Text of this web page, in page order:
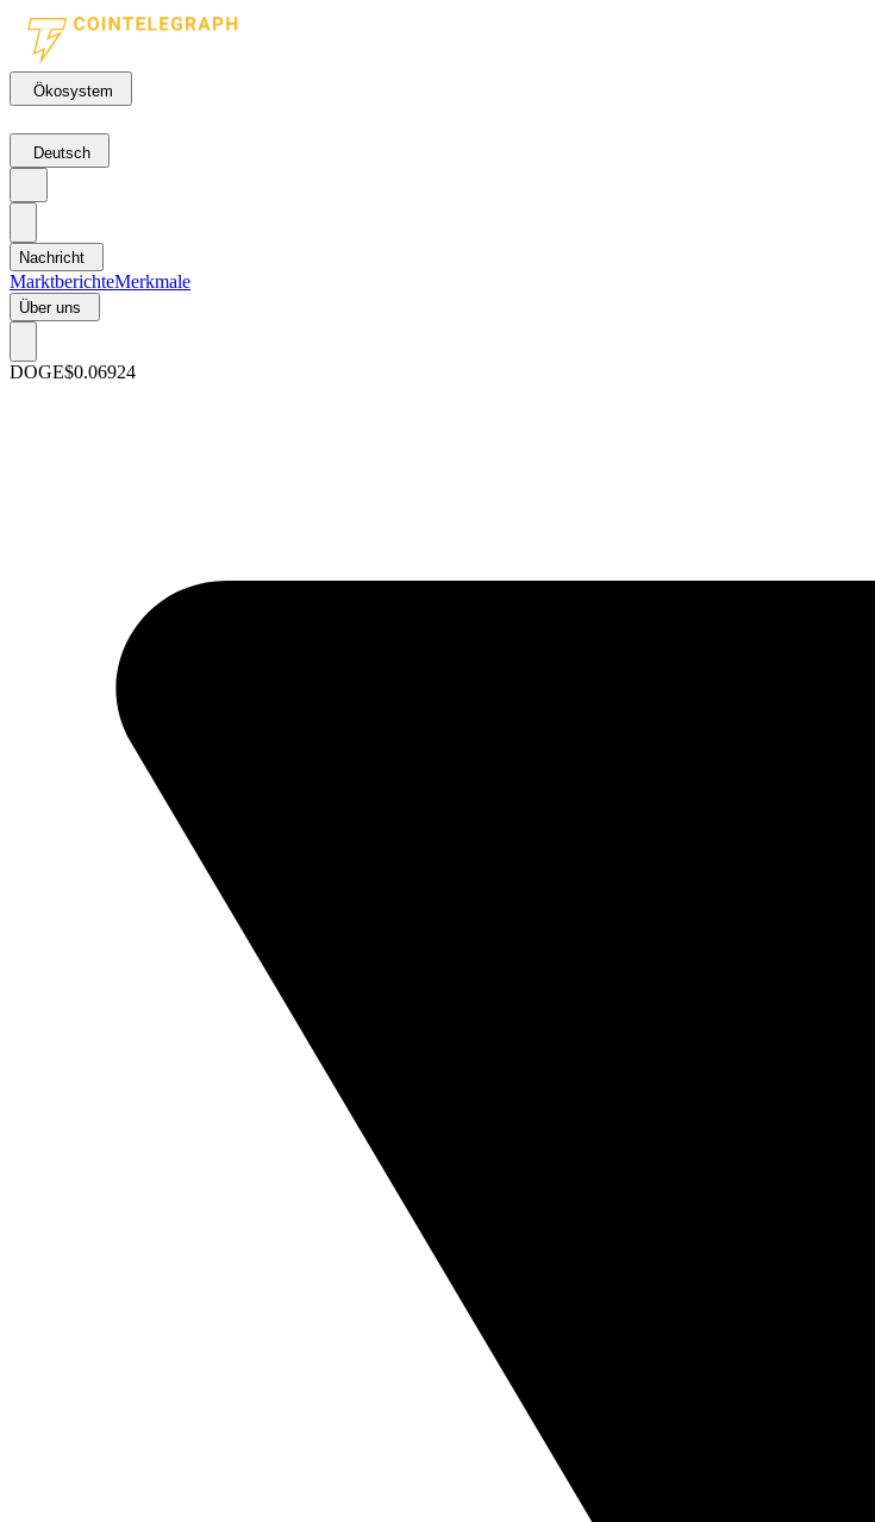
Ökosystem
Deutsch
Nachricht
MarktberichteMerkmale
Über uns
DOGE$0.06924